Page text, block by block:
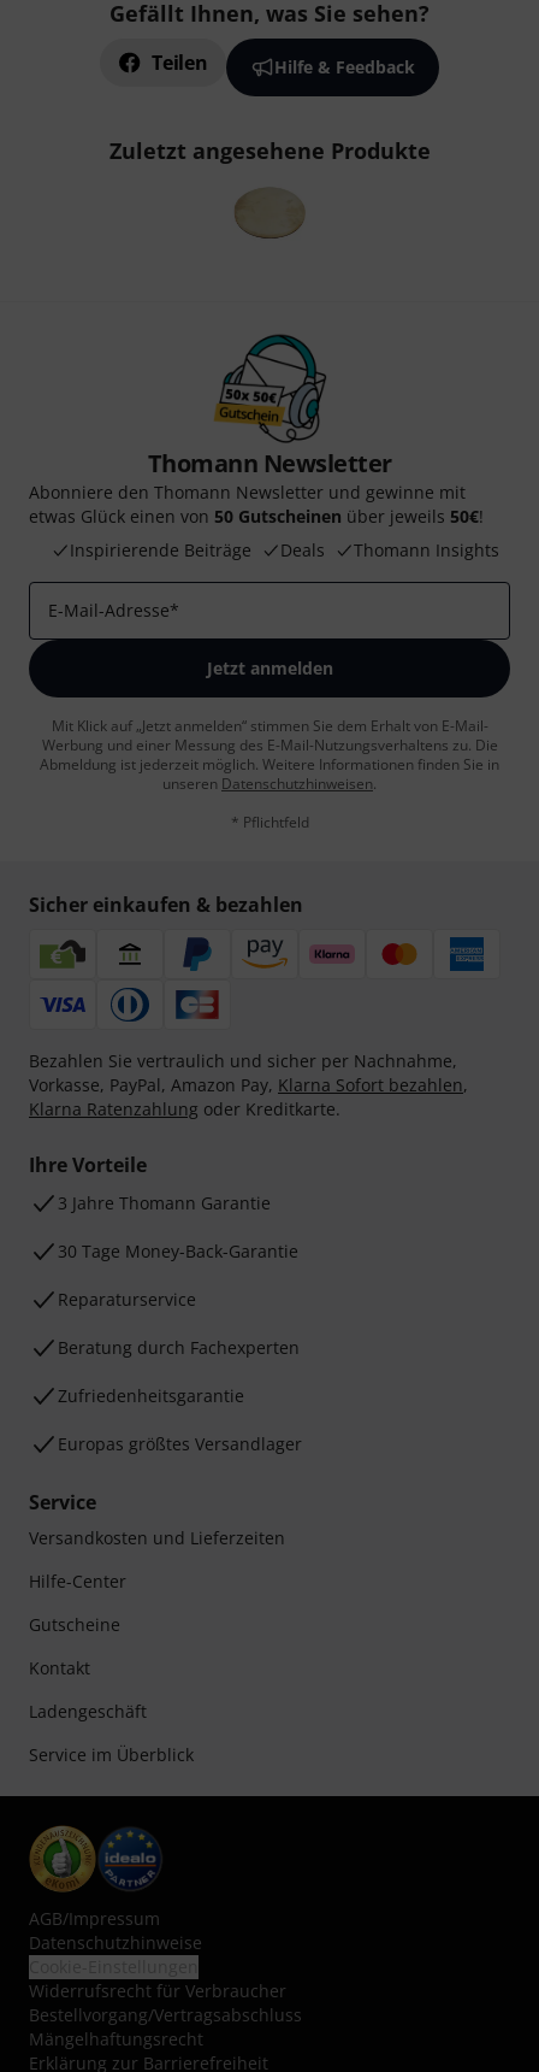
Gefällt Ihnen, was Sie sehen?
Teilen Hilfe & Feedback
Zuletzt angesehene Produkte
Thomann Newsletter
Abonniere den Thomann Newsletter und gewinne mit
etwas Glück einen von 50 Gutscheinen über jeweils 50€!
Inspirierende Beiträge
Deals Thomann Insights
E-Mail-Adresse*
Jetzt anmelden
Mit Klick auf „Jetzt anmelden“ stimmen Sie dem Erhalt von E-Mail-
Werbung und einer Messung des E-Mail-Nutzungsverhaltens zu. Die
Abmeldung ist jederzeit möglich. Weitere Informationen finden Sie in
unseren Datenschutzhinweisen.
* Pflichtfeld
Sicher einkaufen & bezahlen
Bezahlen Sie vertraulich und sicher per Nachnahme,
Vorkasse, PayPal, Amazon Pay, Klarna Sofort bezahlen,
Klarna Ratenzahlung oder Kreditkarte.
Ihre Vorteile
3 Jahre Thomann Garantie
30 Tage Money-Back-Garantie
Reparaturservice
Beratung durch Fachexperten
Zufriedenheitsgarantie
Europas größtes Versandlager
Service
Versandkosten und Lieferzeiten
Hilfe-Center
Gutscheine
Kontakt
Ladengeschäft
Service im Überblick
AGB/Impressum
Datenschutzhinweise
Widerrufsrecht für Verbraucher
Bestellvorgang/Vertragsabschluss
Mängelhaftungsrecht
Erklärung zur Barrierefreiheit